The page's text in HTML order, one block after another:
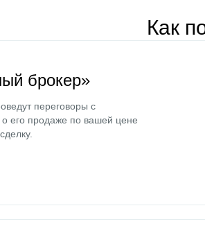
Как
брокер»
переговоры с
его продаже по вашей цене